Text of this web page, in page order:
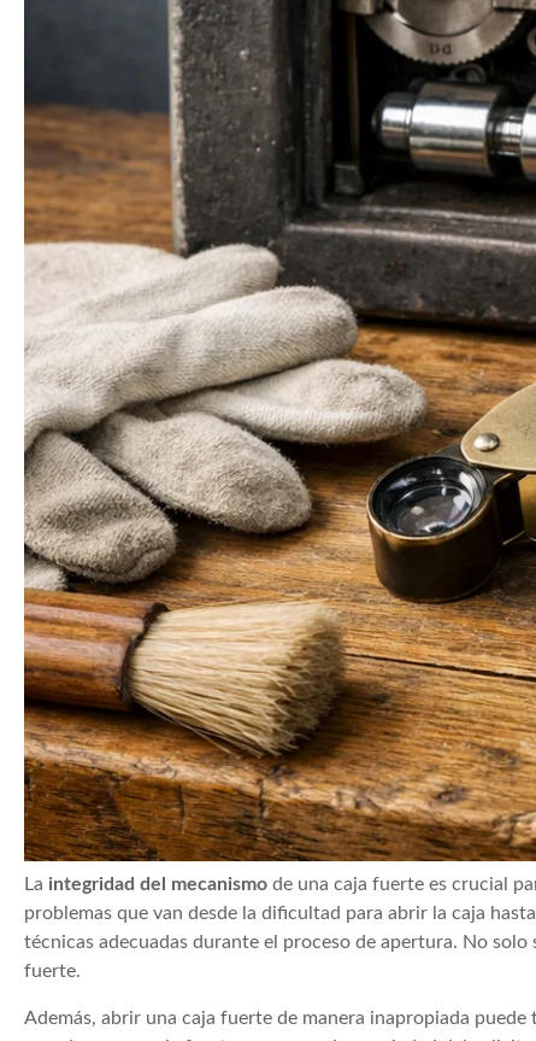
La integridad del mecanismo de una caja fuerte es crucial
problemas que van desde la dificultad para abrir la caja
técnicas adecuadas durante el proceso de apertura. No
fuerte.
Además, abrir una caja fuerte de manera inapropiada